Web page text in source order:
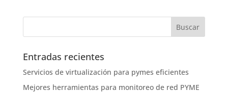
Entradas recientes
Servicios de virtualización para pymes eficientes
Mejores herramientas para monitoreo de red PYME